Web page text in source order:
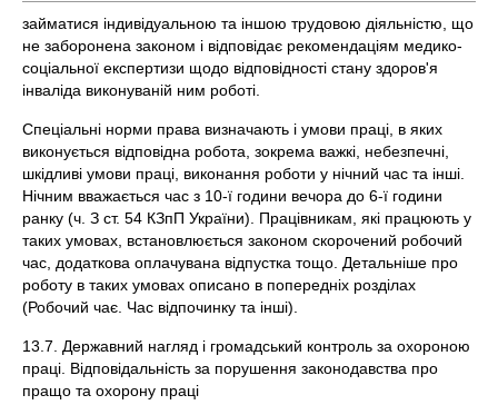
займатися індивідуальною та іншою трудовою діяльністю, що
не заборонена законом і відповідає рекомендаціям медико-
соціальної експертизи щодо відповідності стану здоров'я
інваліда виконуваній ним роботі.
Спеціальні норми права визначають і умови праці, в яких
виконується відповідна робота, зокрема важкі, небезпечні,
шкідливі умови праці, виконання роботи у нічний час та інші.
Нічним вважається час з 10-ї години вечора до 6-ї години
ранку (ч. З ст. 54 КЗпП України). Працівникам, які працюють у
таких умовах, встановлюється законом скорочений робочий
час, додаткова оплачувана відпустка тощо. Детальніше про
роботу в таких умовах описано в попередніх розділах
(Робочий чає. Час відпочинку та інші).
13.7. Державний нагляд і громадський контроль за охороною
праці. Відповідальність за порушення законодавства про
пращо та охорону праці